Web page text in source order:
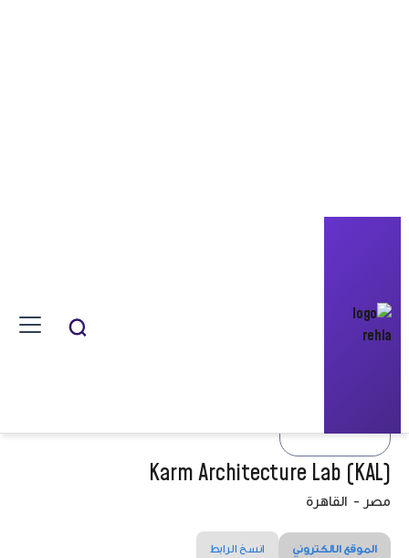
Karm Architecture Lab (KAL)
مصر -القاهرة
انسخ الرابط الموقع الالكتروني